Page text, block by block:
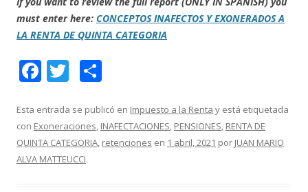
must enter here: CONCEPTOS INAFECTOS Y EXONERADOS A
LA RENTA DE QUINTA CATEGORIA
F
e
b
o
T
itt
er
m
p
Esta entrada se publicó en Impuesto a la Renta y está etiquetada
con Exoneraciones, INAFECTACIONES, PENSIONES, RENTA DE
QUINTA CATEGORIA, retenciones en 1 abril, 2021 por JUAN MARIO
ALVA MATTEUCCI.